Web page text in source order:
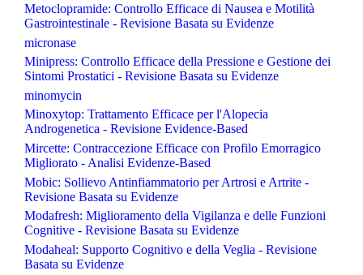
Metoclopramide: Controllo Efficace di Nausea e Motilità
Gastrointestinale - Revisione Basata su Evidenze
micronase
Minipress: Controllo Efficace della Pressione e Gestione dei
Sintomi Prostatici - Revisione Basata su Evidenze
minomycin
Minoxytop: Trattamento Efficace per l'Alopecia
Androgenetica - Revisione Evidence-Based
Mircette: Contraccezione Efficace con Profilo Emorragico
Migliorato - Analisi Evidenze-Based
Mobic: Sollievo Antinfiammatorio per Artrosi e Artrite -
Revisione Basata su Evidenze
Modafresh: Miglioramento della Vigilanza e delle Funzioni
Cognitive - Revisione Basata su Evidenze
Modaheal: Supporto Cognitivo e della Veglia - Revisione
Basata su Evidenze